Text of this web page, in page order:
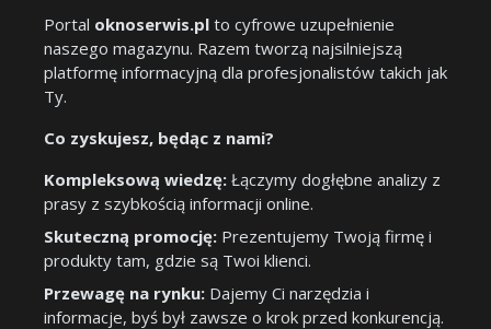
Portal oknoserwis.pl to cyfrowe uzupełnienie
naszego magazynu. Razem tworzą najsilniejszą
platformę informacyjną dla profesjonalistów takich jak
Ty.
Co zyskujesz, będąc z nami?
Kompleksową wiedzę: Łączymy dogłębne analizy z
prasy z szybkością informacji online.
Skuteczną promocję: Prezentujemy Twoją firmę i
produkty tam, gdzie są Twoi klienci.
Przewagę na rynku: Dajemy Ci narzędzia i
informacje, byś był zawsze o krok przed konkurencją.